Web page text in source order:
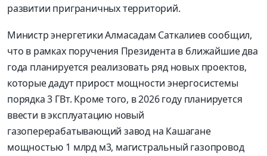
развитии приграничных территорий.
Министр энергетики Алмасадам Саткалиев сообщил,
что в рамках поручения Президента в ближайшие два
года планируется реализовать ряд новых проектов,
которые дадут прирост мощности энергосистемы
порядка 3 ГВт. Кроме того, в 2026 году планируется
ввести в эксплуатацию новый
газоперерабатывающий завод на Кашагане
мощностью 1 млрд м3, магистральный газопровод